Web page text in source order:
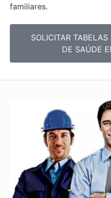
familiares.
SOLICITAR
DE SAÚDE